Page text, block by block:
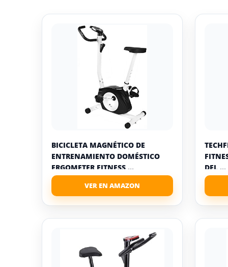
BICICLETA MAGNÉTICO DE
ENTRENAMIENTO DOMÉSTICO
ERGOMETER FITNESS ...
DEL ...